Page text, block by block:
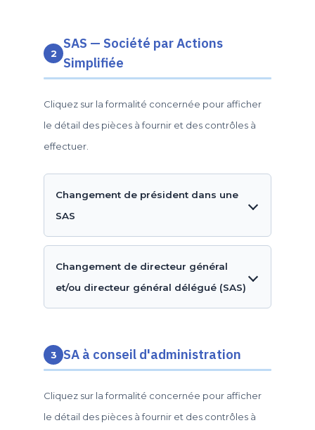
2
SAS — Société par Actions
Simplifiée
Cliquez sur la formalité concernée pour afficher
le détail des pièces à fournir et des contrôles à
effectuer.
Changement de président dans une
SAS
Changement de directeur général
et/ou directeur général délégué (SAS)
3 SA à conseil d'administration
Cliquez sur la formalité concernée pour afficher
le détail des pièces à fournir et des contrôles à